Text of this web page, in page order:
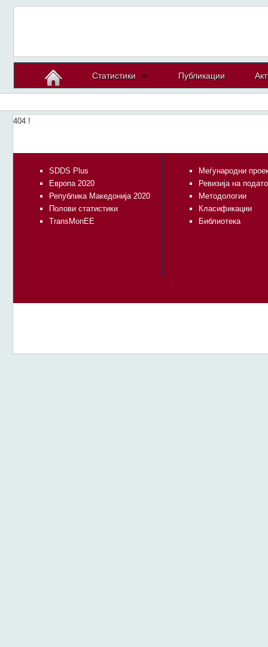
Статистики Публикации
404 !
SDDS Plus
Европа 2020
Република Македонија 2020
Полови статистики
TransMonEE
Меѓународни
Ревизија на
Методологии
Класификации
Библиотека